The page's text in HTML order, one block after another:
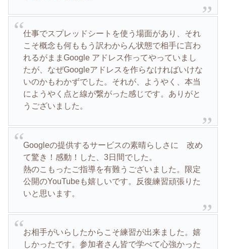
仕事でスプレッドシートを使う場面があり、それ
こそ概念も何ももう訳わからん状態で相手に言わ
れるがままGoogle アドレス作ってやっていまし
たが、なぜGoogleアドレスを作らなければいけな
いのかもわかずでした。それが、ようやく、本当
にようやく点と線が繋がった感じです。ありがと
うございました。
Googleの提供するサービスの素晴らしさに 改め
て驚き！感動！した、3日間でした。
熱のこもったご指導を有難うございました。限定
公開のYouTubeも嬉しいです。反復練習頑張りた
いと思います。
お相手がいらしたからこそ練習が出来ました。嬉
しかったです。参加者さん皆で学べて心強かった